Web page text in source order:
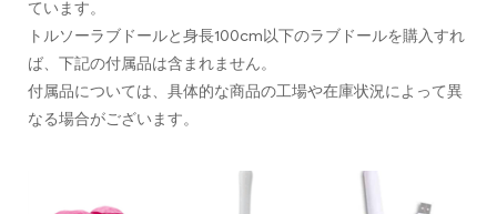
ています。
トルソーラブドールと身長100cm以下のラブドールを購入すれ
ば、下記の付属品は含まれません。
付属品については、具体的な商品の工場や在庫状況によって異
なる場合がございます。